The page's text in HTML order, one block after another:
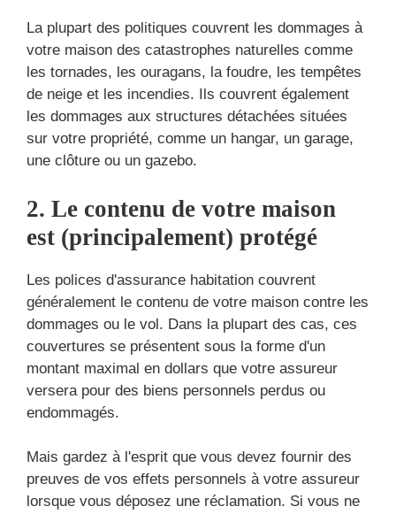
La plupart des politiques couvrent les dommages à
votre maison des catastrophes naturelles comme
les tornades, les ouragans, la foudre, les tempêtes
de neige et les incendies. Ils couvrent également
les dommages aux structures détachées situées
sur votre propriété, comme un hangar, un garage,
une clôture ou un gazebo.
2. Le contenu de votre maison
est (principalement) protégé
Les polices d'assurance habitation couvrent
généralement le contenu de votre maison contre les
dommages ou le vol. Dans la plupart des cas, ces
couvertures se présentent sous la forme d'un
montant maximal en dollars que votre assureur
versera pour des biens personnels perdus ou
endommagés.
Mais gardez à l'esprit que vous devez fournir des
preuves de vos effets personnels à votre assureur
lorsque vous déposez une réclamation. Si vous ne